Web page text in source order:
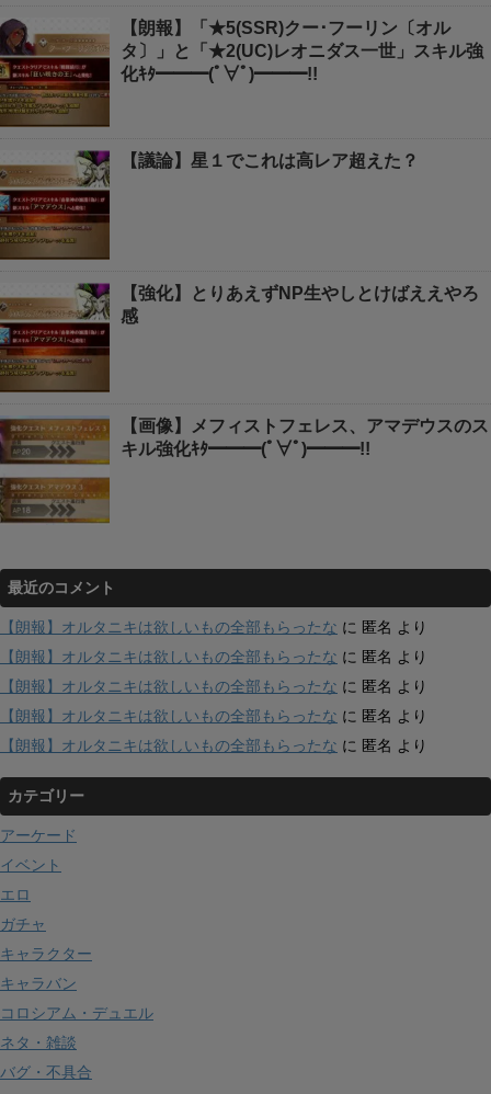
【朗報】「★5(SSR)クー･フーリン〔オル
タ〕」と「★2(UC)レオニダス一世」スキル強
化ｷﾀ━━━(ﾟ∀ﾟ)━━━!!
【議論】星１でこれは高レア超えた？
【強化】とりあえずNP生やしとけばええやろ
感
【画像】メフィストフェレス、アマデウスのス
キル強化ｷﾀ━━━(ﾟ∀ﾟ)━━━!!
最近のコメント
【朗報】オルタニキは欲しいもの全部もらったな に 匿名 より
【朗報】オルタニキは欲しいもの全部もらったな に 匿名 より
【朗報】オルタニキは欲しいもの全部もらったな に 匿名 より
【朗報】オルタニキは欲しいもの全部もらったな に 匿名 より
【朗報】オルタニキは欲しいもの全部もらったな に 匿名 より
カテゴリー
アーケード
イベント
エロ
ガチャ
キャラクター
キャラバン
コロシアム・デュエル
ネタ・雑談
バグ・不具合